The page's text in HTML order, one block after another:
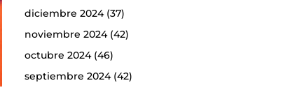
diciembre 2024(37)
noviembre 2024(42)
octubre 2024(46)
septiembre 2024(42)